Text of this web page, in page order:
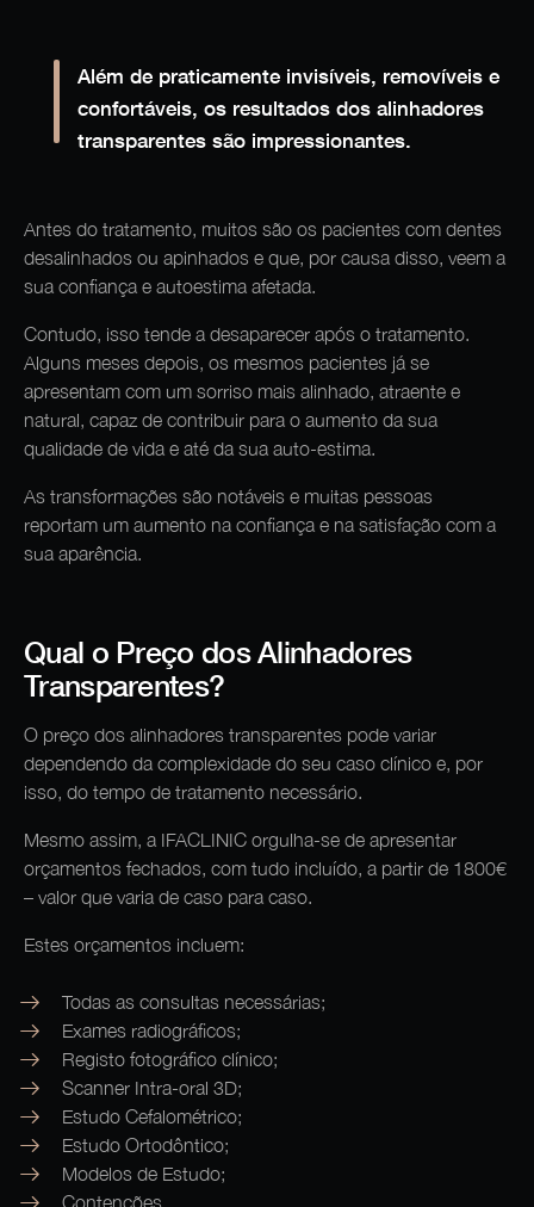
Além de praticamente invisíveis, removíveis e
confortáveis, os resultados dos alinhadores
transparentes são impressionantes.
Antes do tratamento, muitos são os pacientes com dentes
desalinhados ou apinhados e que, por causa disso, veem a
sua confiança e autoestima afetada.
Contudo, isso tende a desaparecer após o tratamento.
Alguns meses depois, os mesmos pacientes já se
apresentam com um sorriso mais alinhado, atraente e
natural, capaz de contribuir para o aumento da sua
qualidade de vida e até da sua auto-estima.
As transformações são notáveis e muitas pessoas
reportam um aumento na confiança e na satisfação com a
sua aparência.
Qual o Preço dos Alinhadores
Transparentes?
O preço dos alinhadores transparentes pode variar
dependendo da complexidade do seu caso clínico e, por
isso, do tempo de tratamento necessário.
Mesmo assim, a IFACLINIC orgulha-se de apresentar
orçamentos fechados, com tudo incluído, a partir de 1800€
– valor que varia de caso para caso.
Estes orçamentos incluem:
Todas as consultas necessárias;
Exames radiográficos;
Registo fotográfico clínico;
Scanner Intra-oral 3D;
Estudo Cefalométrico;
Estudo Ortodôntico;
Modelos de Estudo;
Contenções.